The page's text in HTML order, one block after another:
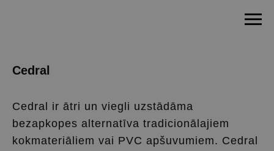
Cedral
Cedral ir ātri un viegli uzstādāma
bezapkopes alternatīva tradicionālajiem
kokmateriāliem vai PVC apšuvumiem. Cedral